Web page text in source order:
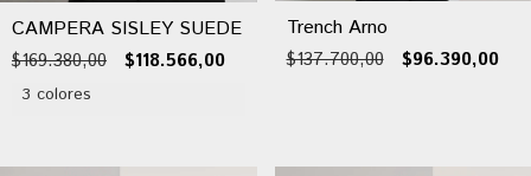
CAMPERA SISLEY SUEDE
$169.380,00 $118.566,00
3 colores
Trench Arno
$137.700,00 $96.390,00